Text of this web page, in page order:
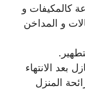
كالمكيفات و
و المداخن
بعد الانتهاء
المنزل